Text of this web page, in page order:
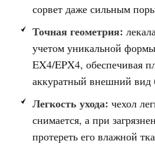
сорвет даже сильным
Точная геометрия:
учетом уникальной
EX4/EPX4, обеспечивая
аккуратный внешний вид
Легкость ухода: чехол
снимается, а при
протереть его влажной